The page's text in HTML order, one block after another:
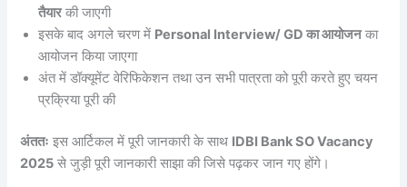
तैयारकी जाएगी
इसके बाद अगले चरण में Personal Interview/ GD का आयोजनका
आयोजन किया जाएगा
अंत में डॉक्यूमेंट वेरिफिकेशन तथा उन सभी पात्रता को पूरी करते हुए चयन
प्रक्रिया पूरी की
अंततः इस आर्टिकल में पूरी जानकारी के साथ IDBI Bank SO Vacancy
2025 से जुड़ी पूरी जानकारी साझा की जिसे पढ़कर जान गए होंगे।